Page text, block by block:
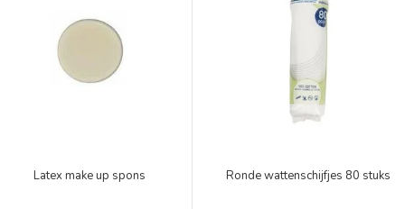
Latex make up spons Ronde wattenschijfjes 80 stuks